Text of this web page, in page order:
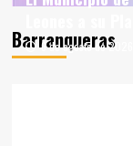
Barranqueras
6 de agosto de 2026